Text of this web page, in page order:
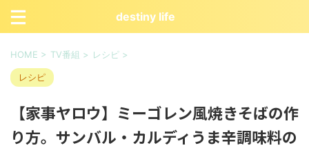
destiny life
HOME > TV番組 > レシピ >
レシピ
【家事ヤロウ】ミーゴレン風焼きそばの作
り方。サンバル・カルディうま辛調味料の